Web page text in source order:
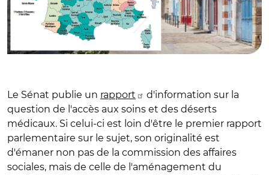
Le Sénat publie un rapport
d'information sur la
question de l'accès aux soins et des déserts
médicaux. Si celui-ci est loin d'être le premier rapport
parlementaire sur le sujet, son originalité est
d'émaner non pas de la commission des affaires
sociales, mais de celle de l'aménagement du